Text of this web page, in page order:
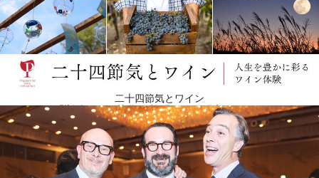
サステナビリティへの貢献とステファノ・ガンドリーニとのワイン造り
また、ミラマンは環境保全のために積極的な役割を果たすことを約束しています。そもそもミラマ
ンという社名は、チリの先住民の言葉で、チリの野生動物の代表である「黄金のコンドル」を意味
します。生態系保護に対するコミットメントと責任は、ワイナリーの中核をなしています。そのた
め、彼らはそれぞれの生産工程で持続可能な実践を促進し、発展させることを目的とした取り組み
を行っています。 さらに2010年からミラマンのワイン醸造チームは、シャトー・コス・デストゥル
ネルやシャトー・パヴィ、ルイ・ラトゥール、ロバート・モンダヴィなどで醸造経験を積んだ気鋭
のワインメーカー、 ステファノ・ガンドリーニと協力を始め、高品質ワインの生産に積極的に取り
二十四節気とワイン